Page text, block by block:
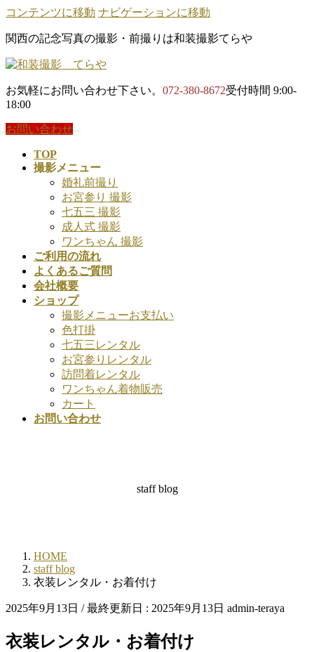
コンテンツに移動 ナビゲーションに移動
関西の記念写真の撮影・前撮りは和装撮影てらや
お気軽にお問い合わせ下さい。 072-380-8672受付時間 9:00-
18:00
お問い合わせ
TOP
撮影メニュー
婚礼前撮り
お宮参り 撮影
七五三 撮影
成人式 撮影
ワンちゃん 撮影
ご利用の流れ
よくあるご質問
会社概要
ショップ
撮影メニューお支払い
色打掛
七五三レンタル
お宮参りレンタル
訪問着レンタル
ワンちゃん着物販売
カート
お問い合わせ
staff blog
HOME
staff blog
衣装レンタル・お着付け
2025年9月13日 / 最終更新日 : 2025年9月13日 admin-teraya
衣装レンタル・お着付け